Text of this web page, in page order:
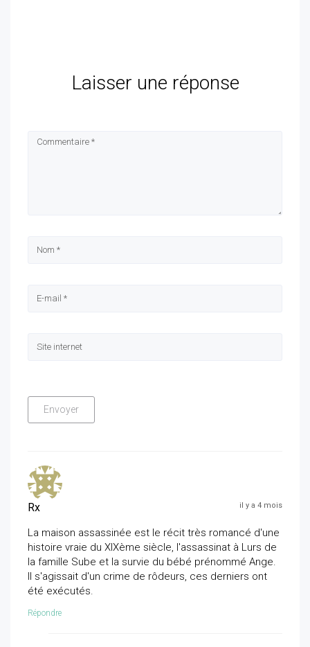
Laisser une réponse
Rx il y a 4 mois
La maison assassinée est le récit très romancé d'une
histoire vraie du XIXème siècle, l'assassinat à Lurs de
la famille Sube et la survie du bébé prénommé Ange.
Il s'agissait d'un crime de rôdeurs, ces derniers ont
été exécutés.
Répondre